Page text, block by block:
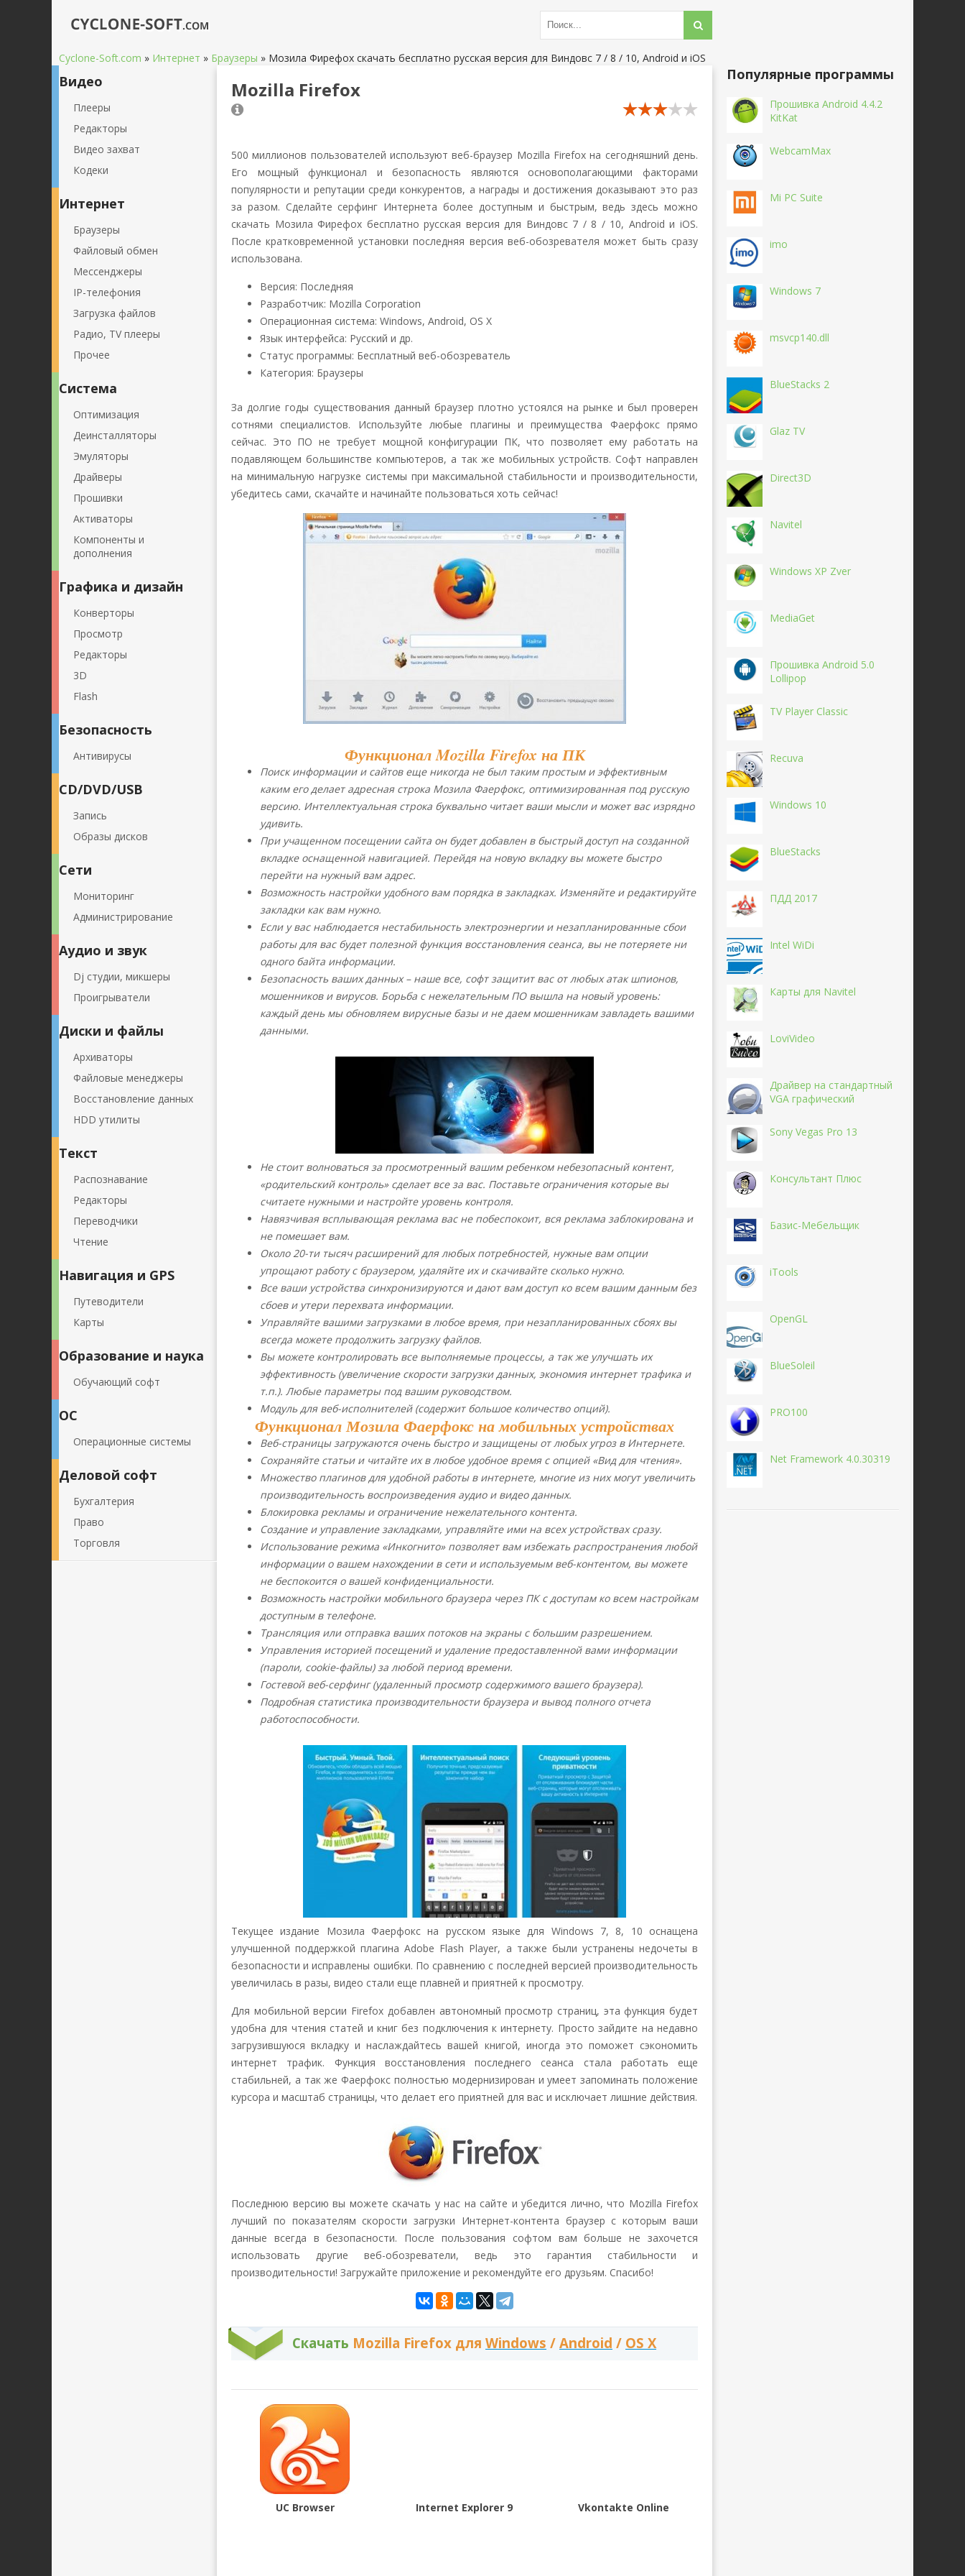
Cyclone-Soft.com » Интернет » Браузеры » Мозила Фирефох скачать бесплатно русская версия для Виндовс 7 / 8 / 10, Android и iOS
Mozilla Firefox
500 миллионов пользователей используют веб-браузер Mozilla Firefox на сегодняшний день.
Его мощный функционал и безопасность являются основополагающими факторами
популярности и репутации среди конкурентов, а награды и достижения доказывают это раз
за разом. Сделайте серфинг Интернета более доступным и быстрым, ведь здесь можно
скачать Мозила Фирефох бесплатно русская версия для Виндовс 7 / 8 / 10, Android и iOS.
После кратковременной установки последняя версия веб-обозревателя может быть сразу
использована.
Версия: Последняя
Разработчик: Mozilla Corporation
Операционная система: Windows, Android, OS X
Язык интерфейса: Русский и др.
Статус программы: Бесплатный веб-обозреватель
Категория: Браузеры
За долгие годы существования данный браузер плотно устоялся на рынке и был проверен
сотнями специалистов. Используйте любые плагины и преимущества Фаерфокс прямо
сейчас. Это ПО не требует мощной конфигурации ПК, что позволяет ему работать на
подавляющем большинстве компьютеров, а так же мобильных устройств. Софт направлен
на минимальную нагрузке системы при максимальной стабильности и производительности,
убедитесь сами, скачайте и начинайте пользоваться хоть сейчас!
Функционал Mozilla Firefox на ПК
Поиск информации и сайтов еще никогда не был таким простым и эффективным
каким его делает адресная строка Мозила Фаерфокс, оптимизированная под русскую
версию. Интеллектуальная строка буквально читает ваши мысли и может вас изрядно
удивить.
При учащенном посещении сайта он будет добавлен в быстрый доступ на созданной
вкладке оснащенной навигацией. Перейдя на новую вкладку вы можете быстро
перейти на нужный вам адрес.
Возможность настройки удобного вам порядка в закладках. Изменяйте и редактируйте
закладки как вам нужно.
Если у вас наблюдается нестабильность электроэнергии и незапланированные сбои
работы для вас будет полезной функция восстановления сеанса, вы не потеряете ни
одного байта информации.
Безопасность ваших данных – наше все, софт защитит вас от любых атак шпионов,
мошенников и вирусов. Борьба с нежелательным ПО вышла на новый уровень:
каждый день мы обновляем вирусные базы и не даем мошенникам завладеть вашими
данными.
Не стоит волноваться за просмотренный вашим ребенком небезопасный контент,
«родительский контроль» сделает все за вас. Поставьте ограничения которые вы
считаете нужными и настройте уровень контроля.
Навязчивая всплывающая реклама вас не побеспокоит, вся реклама заблокирована и
не помешает вам.
Около 20-ти тысяч расширений для любых потребностей, нужные вам опции
упрощают работу с браузером, удаляйте их и скачивайте сколько нужно.
Все ваши устройства синхронизируются и дают вам доступ ко всем вашим данным без
сбоев и утери перехвата информации.
Управляйте вашими загрузками в любое время, при незапланированных сбоях вы
всегда можете продолжить загрузку файлов.
Вы можете контролировать все выполняемые процессы, а так же улучшать их
эффективность (увеличение скорости загрузки данных, экономия интернет трафика и
т.п.). Любые параметры под вашим руководством.
Модуль для веб-исполнителей (содержит большое количество опций).
Функционал Мозила Фаерфокс на мобильных устройствах
Веб-страницы загружаются очень быстро и защищены от любых угроз в Интернете.
Сохраняйте статьи и читайте их в любое удобное время с опцией «Вид для чтения».
Множество плагинов для удобной работы в интернете, многие из них могут увеличить
производительность воспроизведения аудио и видео данных.
Блокировка рекламы и ограничение нежелательного контента.
Создание и управление закладками, управляйте ими на всех устройствах сразу.
Использование режима «Инкогнито» позволяет вам избежать распространения любой
информации о вашем нахождении в сети и используемым веб-контентом, вы можете
не беспокоится о вашей конфиденциальности.
Возможность настройки мобильного браузера через ПК с доступам ко всем настройкам
доступным в телефоне.
Трансляция или отправка ваших потоков на экраны с большим разрешением.
Управления историей посещений и удаление предоставленной вами информации
(пароли, cookie-файлы) за любой период времени.
Гостевой веб-серфинг (удаленный просмотр содержимого вашего браузера).
Подробная статистика производительности браузера и вывод полного отчета
работоспособности.
Текущее издание Мозила Фаерфокс на русском языке для Windows 7, 8, 10 оснащена
улучшенной поддержкой плагина Adobe Flash Player, а также были устранены недочеты в
безопасности и исправлены ошибки. По сравнению с последней версией производительность
увеличилась в разы, видео стали еще плавней и приятней к просмотру.
Для мобильной версии Firefox добавлен автономный просмотр страниц, эта функция будет
удобна для чтения статей и книг без подключения к интернету. Просто зайдите на недавно
загрузившуюся вкладку и наслаждайтесь вашей книгой, иногда это поможет сэкономить
интернет трафик. Функция восстановления последнего сеанса стала работать еще
стабильней, а так же Фаерфокс полностью модернизирован и умеет запоминать положение
курсора и масштаб страницы, что делает его приятней для вас и исключает лишние действия.
Последнюю версию вы можете скачать у нас на сайте и убедится лично, что Mozilla Firefox
лучший по показателям скорости загрузки Интернет-контента браузер с которым ваши
данные всегда в безопасности. После пользования софтом вам больше не захочется
использовать другие веб-обозреватели, ведь это гарантия стабильности и
производительности! Загружайте приложение и рекомендуйте его друзьям. Спасибо!
Скачать Mozilla Firefox для Windows / Android / OS X
UC Browser Internet Explorer 9 Vkontakte Online
Видео
Плееры
Редакторы
Видео захват
Кодеки
Интернет
Браузеры
Файловый обмен
Мессенджеры
IP-телефония
Загрузка файлов
Радио, TV плееры
Прочее
Система
Оптимизация
Деинсталляторы
Эмуляторы
Драйверы
Прошивки
Активаторы
Компоненты и
дополнения
Графика и дизайн
Конверторы
Просмотр
Редакторы
3D
Flash
Безопасность
Антивирусы
CD/DVD/USB
Запись
Образы дисков
Сети
Мониторинг
Администрирование
Аудио и звук
Dj студии, микшеры
Проигрыватели
Диски и файлы
Архиваторы
Файловые менеджеры
Восстановление данных
HDD утилиты
Текст
Распознавание
Редакторы
Переводчики
Чтение
Навигация и GPS
Путеводители
Карты
Образование и наука
Обучающий софт
ОС
Операционные системы
Деловой софт
Бухгалтерия
Право
Торговля
Популярные программы
Прошивка Android 4.4.2
KitKat
WebcamMax
Mi PC Suite
imo
Windows 7
msvcp140.dll
BlueStacks 2
Glaz TV
Direct3D
Navitel
Windows XP Zver
MediaGet
Прошивка Android 5.0
Lollipop
TV Player Classic
Recuva
Windows 10
BlueStacks
ПДД 2017
Intel WiDi
Карты для Navitel
LoviVideo
Драйвер на стандартный
VGA графический
Sony Vegas Pro 13
Консультант Плюс
Базис-Мебельщик
iTools
OpenGL
BlueSoleil
PRO100
Net Framework 4.0.30319